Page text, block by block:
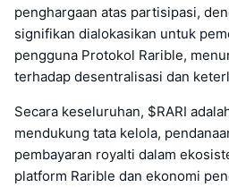
penghargaan atas partisipasi,
signifikan dialokasikan untuk
pengguna Protokol Rarible,
terhadap desentralisasi dan
Secara keseluruhan, $RARI
mendukung tata kelola,
pembayaran royalti dalam
platform Rarible dan ekonomi